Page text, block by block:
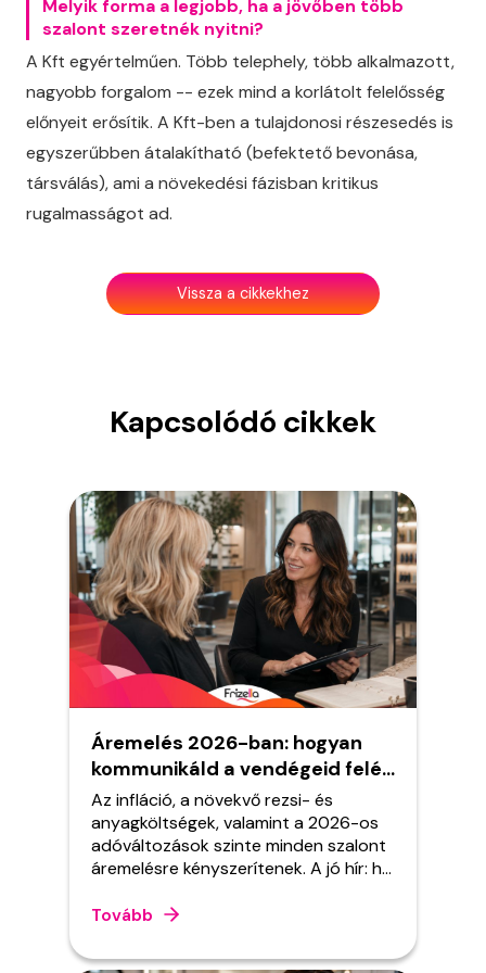
Melyik forma a legjobb, ha a jövőben több
szalont szeretnék nyitni?
A Kft egyértelműen. Több telephely, több alkalmazott,
nagyobb forgalom -- ezek mind a korlátolt felelősség
előnyeit erősítik. A Kft-ben a tulajdonosi részesedés is
egyszerűbben átalakítható (befektető bevonása,
társválás), ami a növekedési fázisban kritikus
rugalmasságot ad.
Vissza a cikkekhez
Kapcsolódó cikkek
Áremelés 2026-ban: hogyan
kommunikáld a vendégeid felé
anélkül, hogy elveszítenéd
őket?
Az infláció, a növekvő rezsi- és
anyagköltségek, valamint a 2026-os
adóváltozások szinte minden szalont
áremelésre kényszerítenek. A jó hír: ha
elpártolni. Ebben a cikkben
főleg hogyan emelj árat úgy, hogy a
Tovább